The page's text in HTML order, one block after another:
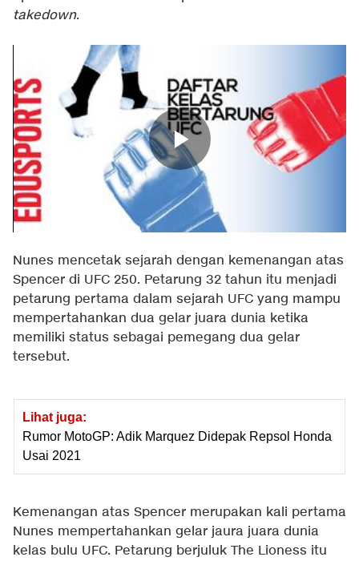
takedown.
Nunes mencetak sejarah dengan kemenangan atas
Spencer di UFC 250. Petarung 32 tahun itu menjadi
petarung pertama dalam sejarah UFC yang mampu
mempertahankan dua gelar juara dunia ketika
memiliki status sebagai pemegang dua gelar
tersebut.
Lihat juga:
Rumor MotoGP: Adik Marquez Didepak Repsol Honda
Usai 2021
Kemenangan atas Spencer merupakan kali pertama
Nunes mempertahankan gelar jaura juara dunia
kelas bulu UFC. Petarung berjuluk The Lioness itu